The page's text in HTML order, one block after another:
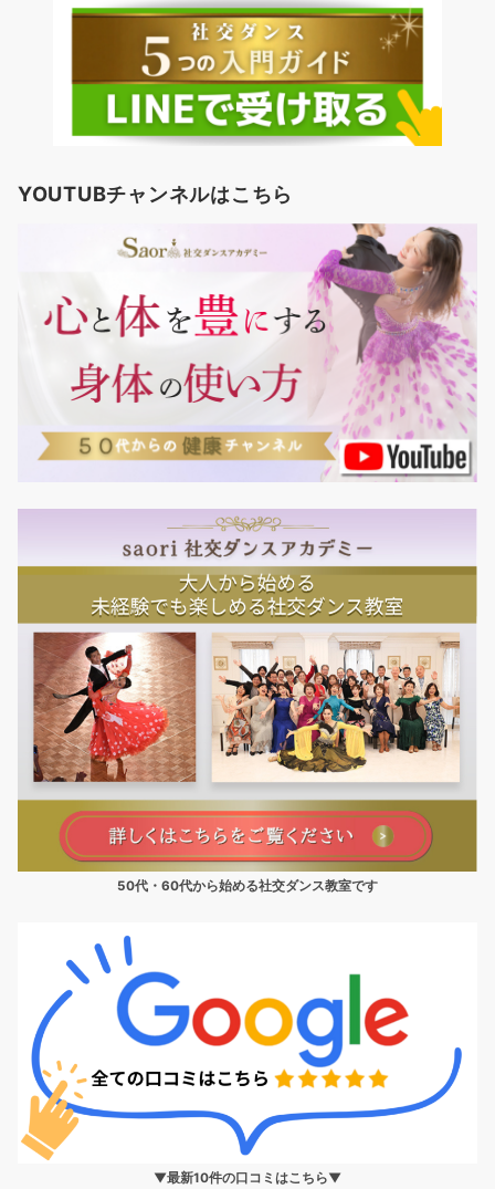
YOUTUBチャンネルはこちら
50代・60代から始める社交ダンス教室です
▼最新10件の口コミはこちら▼